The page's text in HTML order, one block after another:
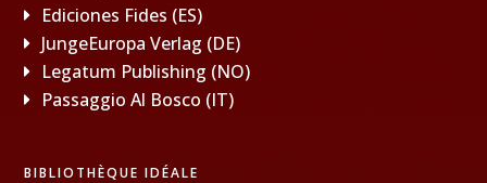
Ediciones Fides (ES)
JungeEuropa Verlag (DE)
Legatum Publishing (NO)
Passaggio Al Bosco (IT)
BIBLIOTHÈQUE IDÉALE